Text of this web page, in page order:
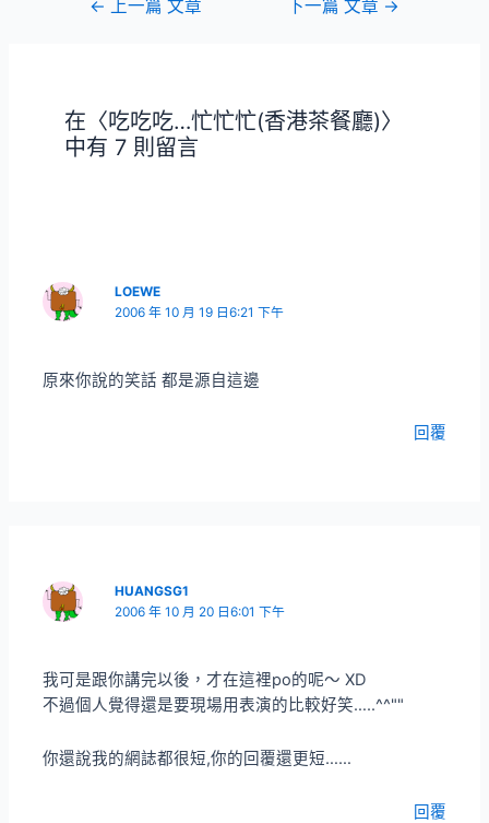
← 上一篇 文章 下一篇 文章 →
在〈吃吃吃…忙忙忙(香港茶餐廳)〉
中有 7 則留言
LOEWE
2006 年 10 月 19 日6:21 下午
原來你說的笑話 都是源自這邊
回覆
HUANGSG1
2006 年 10 月 20 日6:01 下午
我可是跟你講完以後，才在這裡po的呢～ XD
不過個人覺得還是要現場用表演的比較好笑…..^^""
你還說我的網誌都很短,你的回覆還更短……
回覆